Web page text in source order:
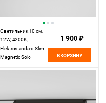
Светильник 10 см,
12W, 4200K,
Elektrostandard Slim
Magnetic Solo
1 900 ₽
В КОРЗИНУ